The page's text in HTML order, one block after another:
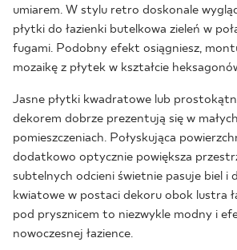
umiarem. W stylu retro doskonale
płytki do łazienki butelkowa zieleń w
fugami. Podobny efekt osiągniesz,
mozaikę z płytek w kształcie
Jasne płytki kwadratowe lub
dekorem dobrze prezentują się w
pomieszczeniach. Połyskująca
dodatkowo optycznie powiększa
subtelnych odcieni świetnie pasuje biel i
kwiatowe w postaci dekoru obok lustra
pod prysznicem to niezwykle modny i
nowoczesnej łazience.